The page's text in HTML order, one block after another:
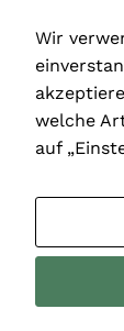
Wir
welche
auf